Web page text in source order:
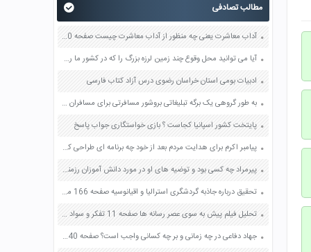
مطالب تصادفی
آداب معاشرت یعنی چه منظور از آداب معاشرت چیست صفحه 40 تفکر و سبک زندگی هشتم
آیا می توانید محل وقوع چند زمین لرزه بزرگ را که در کشور ما رخ داده است نام ببرید صفحه 89 آمادگی دفاعی نهم
ادبیات بومی استان خراسان رضوی درس آزاد کتاب فارسی
به طور گروهی یک برگه تبلیغاتی بروشور مسافرتی برای مسافران یکی از زیست بوم ها تهیه کنید صفحه 35 مطالعات اجتماعی نهم
پایتخت کشور اسپانیا کجاست ؟ بازی خواستگاری جواب پاسخ
پیامبر اکرم برای هدایت مردم بعد از خود چه برنامه ای طراحی کرده بود صفحه 38 پیام های آسمان هشتم
پیرمراد چه کسی بود و توضیه های او در مورد دانش آموزان رزمنده آن زمان چه بوده است صفحه 33 آمادگی دفاعی دهم
تحقیق درباره جاذبه گردشگری استرالیا و اقیانوسیه صفحه 166 مطالعات اجتماعی هشتم
تحلیل فیلم پیش به سوی عصر رسانه ها صفحه 11 تفکر و سواد رسانه ای دهم
جهاد دفاعی در چه زمانی و بر چه کسانی واجب است؟ صفحه 140 پیام های آسمان نهم